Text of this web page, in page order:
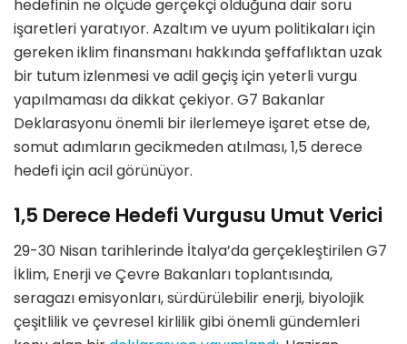
hedefinin ne ölçüde gerçekçi olduğuna dair soru
işaretleri yaratıyor. Azaltım ve uyum politikaları için
gereken iklim finansmanı hakkında şeffaflıktan uzak
bir tutum izlenmesi ve adil geçiş için yeterli vurgu
yapılmaması da dikkat çekiyor. G7 Bakanlar
Deklarasyonu önemli bir ilerlemeye işaret etse de,
somut adımların gecikmeden atılması, 1,5 derece
hedefi için acil görünüyor.
1,5 Derece Hedefi Vurgusu Umut Verici
29-30 Nisan tarihlerinde İtalya’da gerçekleştirilen G7
İklim, Enerji ve Çevre Bakanları toplantısında,
seragazı emisyonları, sürdürülebilir enerji, biyolojik
çeşitlilik ve çevresel kirlilik gibi önemli gündemleri